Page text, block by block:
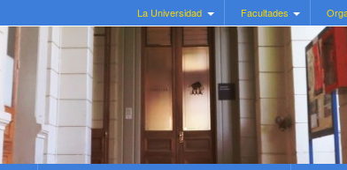
La Universidad Facultades